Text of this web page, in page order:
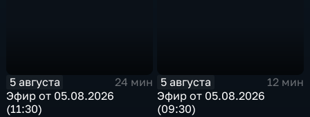
5 августа
24 мин
Эфир от 05.08.2026
(11:30)
5 августа
12 мин
Эфир от 05.08.2026
(09:30)